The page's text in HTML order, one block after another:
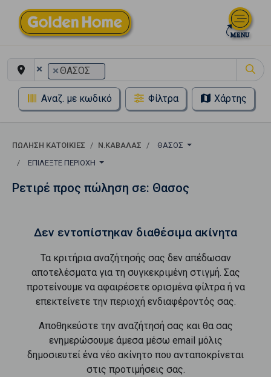
× ×ΘΑΣΟΣ
Αναζ. με κωδικό Φίλτρα Χάρτης
ΠΏΛΗΣΗ ΚΑΤΟΙΚΊΕΣ Ν.ΚΑΒΑΛΑΣ
ΘΑΣΟΣ
ΕΠΙΛΈΞΤΕ ΠΕΡΙΟΧΉ
Ρετιρέ προς πώληση σε: Θασος
Δεν εντοπίστηκαν διαθέσιμα ακίνητα
Τα κριτήρια αναζήτησής σας δεν απέδωσαν
αποτελέσματα για τη συγκεκριμένη στιγμή. Σας
προτείνουμε να αφαιρέσετε ορισμένα φίλτρα ή να
επεκτείνετε την περιοχή ενδιαφέροντός σας.
Αποθηκεύστε την αναζήτησή σας και θα σας
ενημερώσουμε άμεσα μέσω email μόλις
δημοσιευτεί ένα νέο ακίνητο που ανταποκρίνεται
στις προτιμήσεις σας.